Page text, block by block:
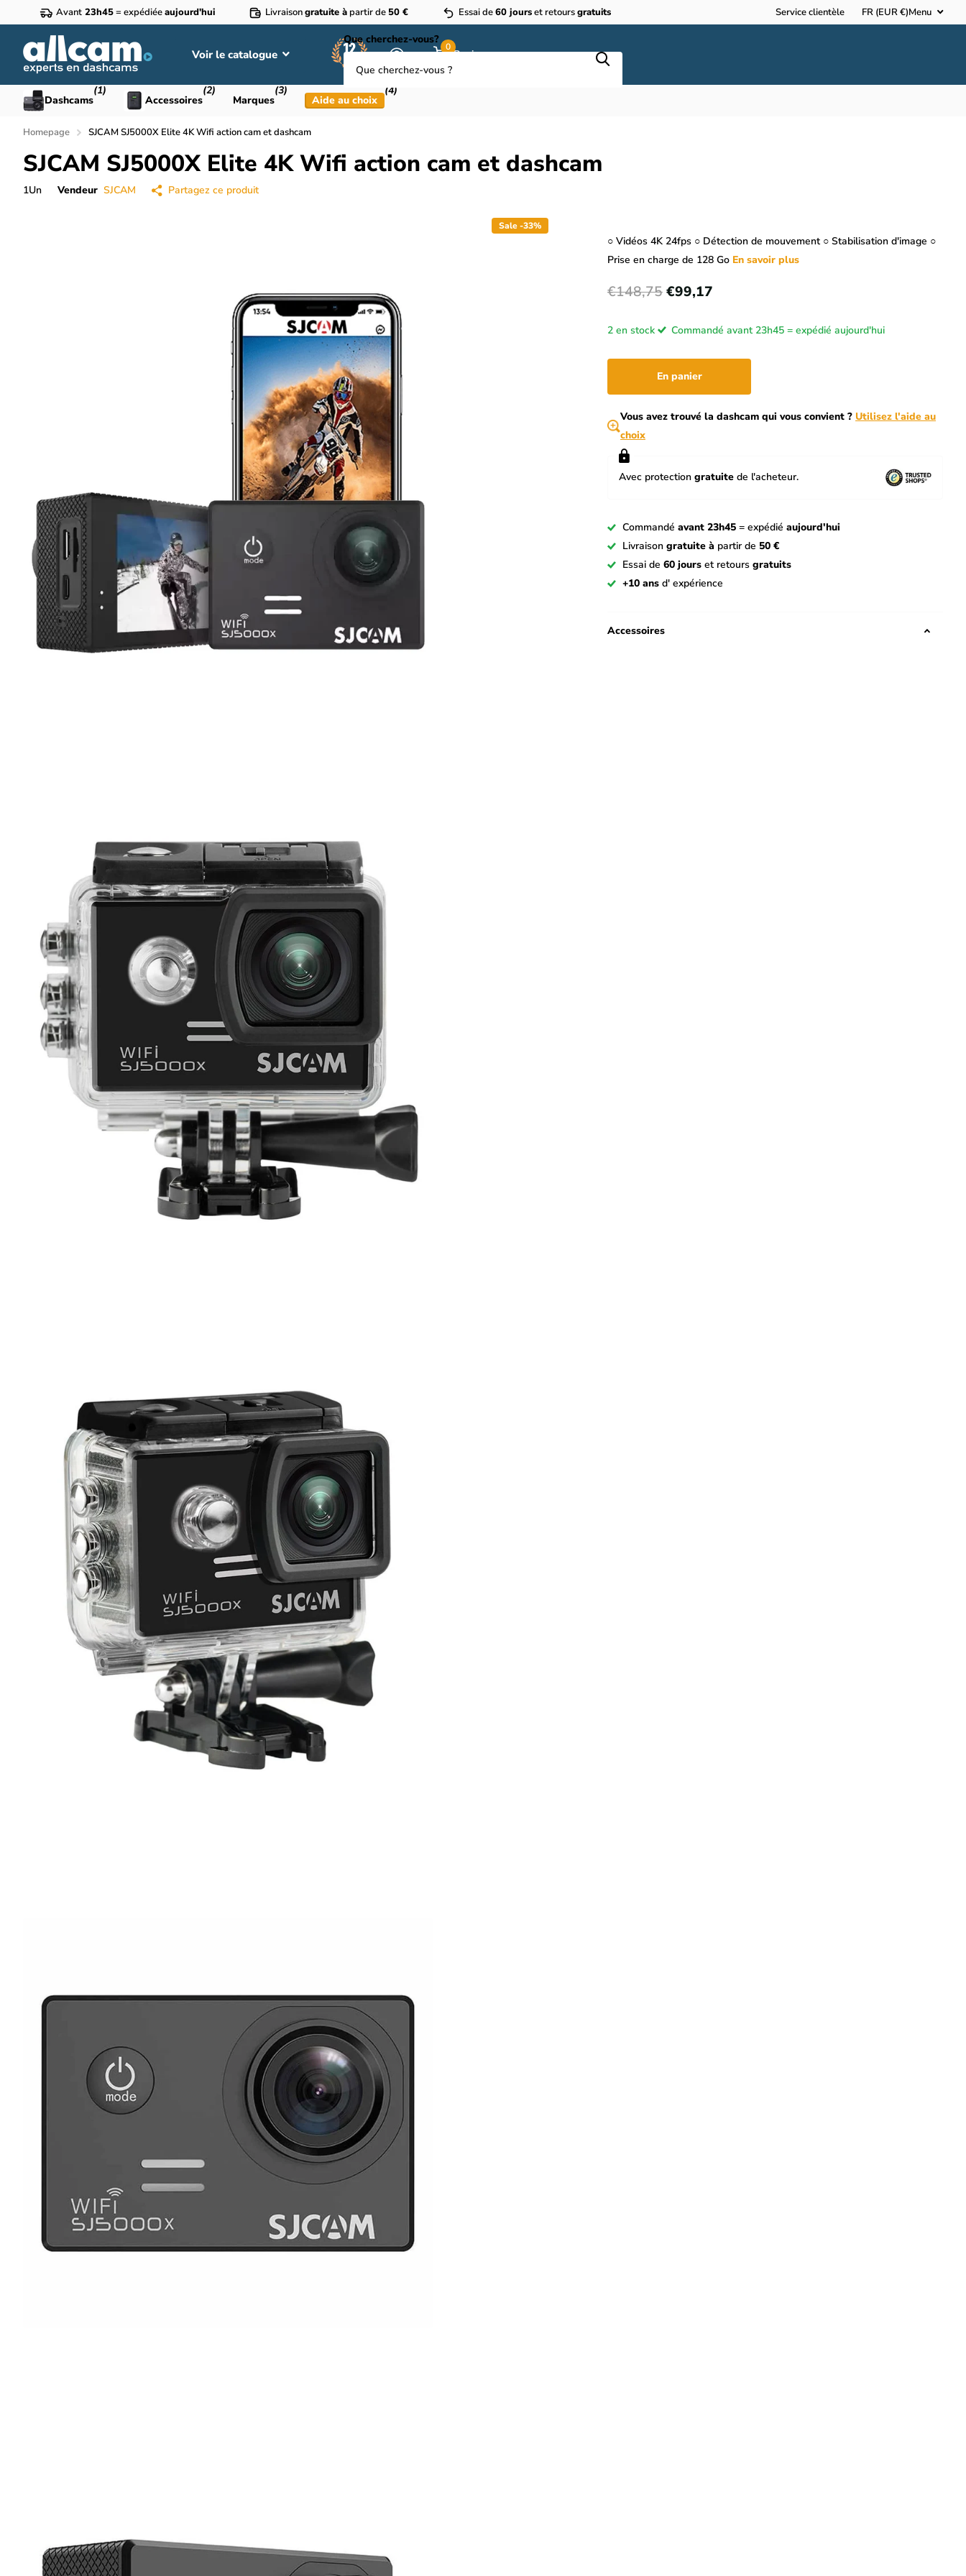
Avant 23h45= expédiéeaujourd'hui Livraisongratuite à partir de 50 € Essai de60 jourset retoursgratuits Service clientèle FR (EUR €)Menu
Voir le catalogue
Que cherchez-vous?
0
Panier
Dashcams
(1)
Accessoires
(2)
Marques
(3)
Aide au choix
(4)
Homepage SJCAM SJ5000X Elite 4K Wifi action cam et dashcam
SJCAM SJ5000X Elite 4K Wifi action cam et dashcam
1Un Vendeur SJCAM Partagez ce produit
Sale -33%
○ Vidéos 4K 24fps ○ Détection de mouvement ○ Stabilisation d'image ○
Prise en charge de 128 Go En savoir plus
€148,75€99,17
2 en stock Commandé avant 23h45 = expédié aujourd'hui
En panier
Vous avez trouvé la dashcam qui vous convient ? Utilisez l'aide au
choix
Avec protection gratuite de l'acheteur.
Commandé avant 23h45 = expédié aujourd'hui
Livraison gratuite à partir de 50 €
Essai de 60 jours et retours gratuits
+10 ans d' expérience
Accessoires